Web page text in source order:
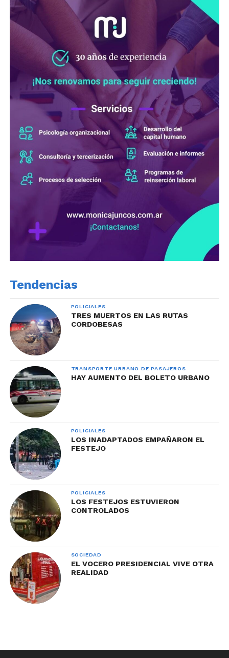
Tendencias
POLICIALES
TRES MUERTOS EN LAS RUTAS
CORDOBESAS
TRANSPORTE URBANO DE PASAJEROS
HAY AUMENTO DEL BOLETO URBANO
POLICIALES
LOS INADAPTADOS EMPAÑARON EL
FESTEJO
POLICIALES
LOS FESTEJOS ESTUVIERON
CONTROLADOS
SOCIEDAD
EL VOCERO PRESIDENCIAL VIVE OTRA
REALIDAD